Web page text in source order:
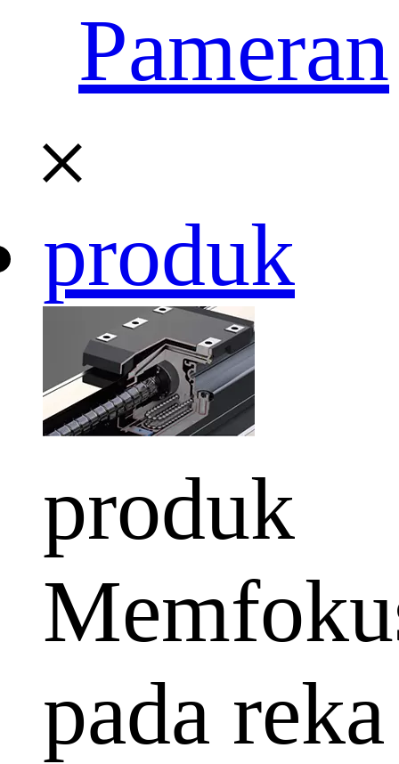
Pameran
produk
produk
pada reka